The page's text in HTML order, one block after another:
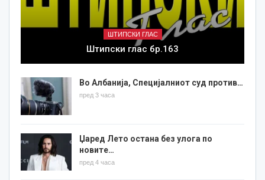
ШТИПСКИ ГЛАС
Штипски глас бр.163
Во Албанија, Специјалниот суд против…
пред 3 часа
Џаред Лето остана без улога по
новите…
пред 4 часа